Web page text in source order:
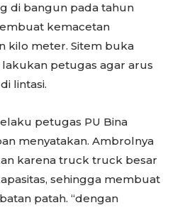
di bangun pada tahun
kemacetan
kilo meter. Sitem buka
petugas agar arus
lintasi.
petugas PU Bina
menyatakan. Ambrolnya
karena truck truck besar
sehingga membuat
patah. “dengan